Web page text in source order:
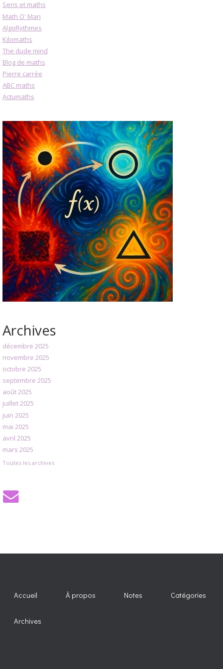
Sens et maths
Math O' Man
AlgoRythmes
Kilomaths
The dude mind
Blog de maths
Pierre carrée
ABC maths
Actumaths
Archives
décembre 2025
novembre 2025
octobre 2025
septembre 2025
août 2025
juillet 2025
juin 2025
mai 2025
avril 2025
mars 2025
Toutes les archives
Accueil À propos Notes Catégories
Archives